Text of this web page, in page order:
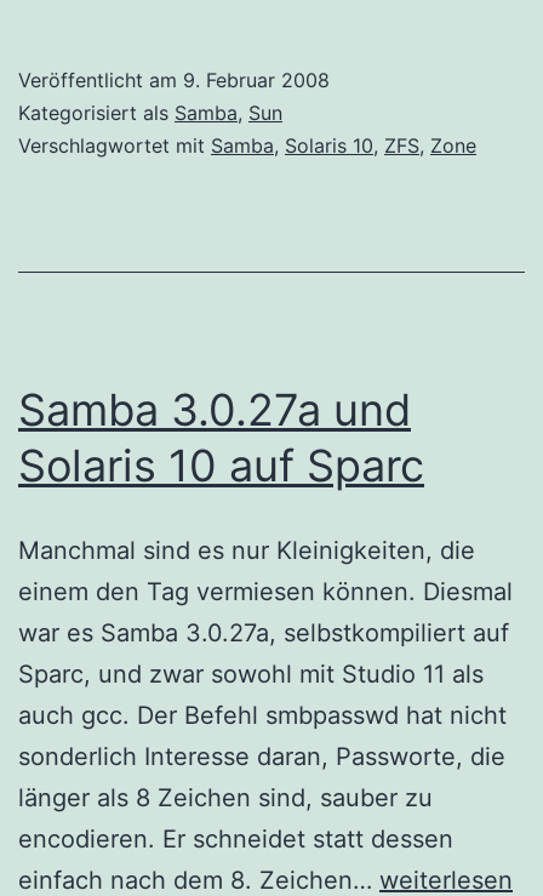
Veröffentlicht am 9. Februar 2008
Kategorisiert als Samba, Sun
Verschlagwortet mit Samba, Solaris 10, ZFS, Zone
Samba 3.0.27a und
Solaris 10 auf Sparc
Manchmal sind es nur Kleinigkeiten, die
einem den Tag vermiesen können. Diesmal
war es Samba 3.0.27a, selbstkompiliert auf
Sparc, und zwar sowohl mit Studio 11 als
auch gcc. Der Befehl smbpasswd hat nicht
sonderlich Interesse daran, Passworte, die
länger als 8 Zeichen sind, sauber zu
encodieren. Er schneidet statt dessen
einfach nach dem 8. Zeichen… Samba
weiterlesen